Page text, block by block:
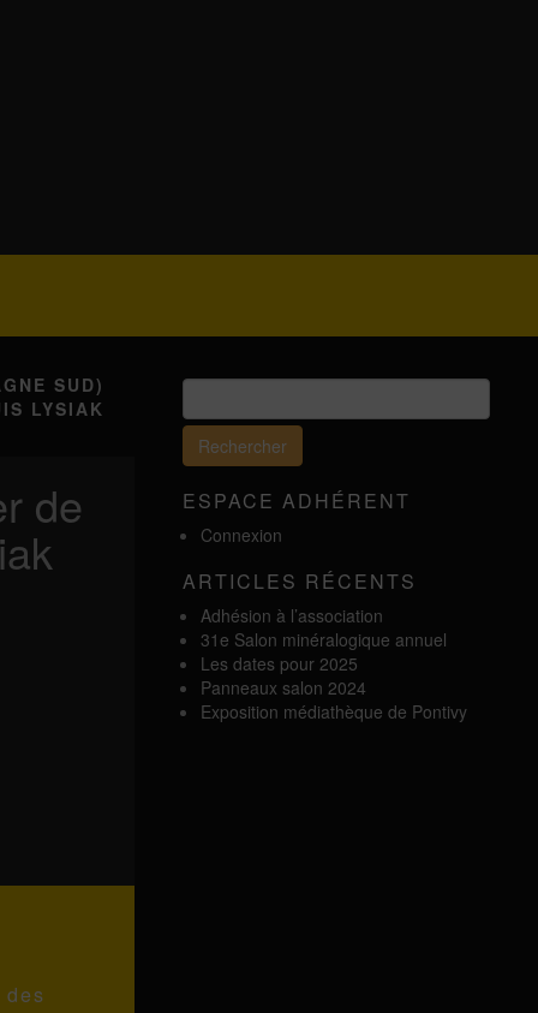
SUD)
LYSIAK
de ESPACE ADHÉRENT
Connexion
ARTICLES RÉCENTS
Adhésion à l’association
31e Salon minéralogique annuel
Les dates pour 2025
Panneaux salon 2024
Exposition médiathèque de Pontivy